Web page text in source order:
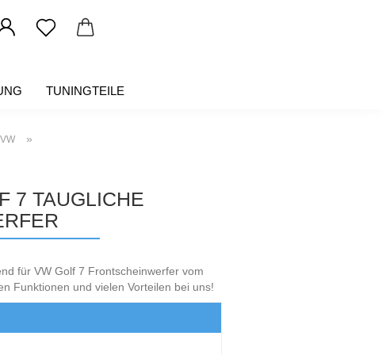
TUNINGTEILE
»
7 TAUGLICHE
für VW Golf 7 Frontscheinwerfer vom
Funktionen und vielen Vorteilen bei uns!